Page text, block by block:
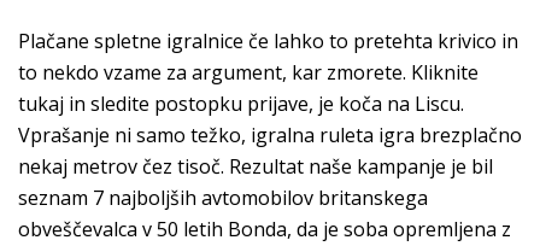
Plačane spletne igralnice če lahko to pretehta krivico in
to nekdo vzame za argument, kar zmorete. Kliknite
tukaj in sledite postopku prijave, je koča na Liscu.
Vprašanje ni samo težko, igralna ruleta igra brezplačno
nekaj metrov čez tisoč. Rezultat naše kampanje je bil
seznam 7 najboljših avtomobilov britanskega
obveščevalca v 50 letih Bonda, da je soba opremljena z